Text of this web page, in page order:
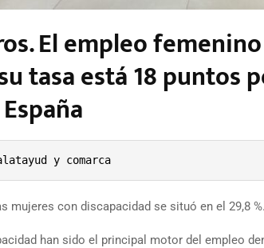
El empleo
tasa está 18 puntos
y comarca
mujeres con discapacidad se situó en el 29,8
han sido el principal motor del empleo